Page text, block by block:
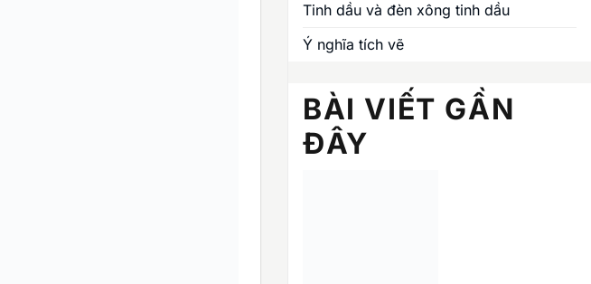
Tinh dầu và đèn xông tinh dầu
Ý nghĩa tích vẽ
BÀI VIẾT GẦN
ĐÂY